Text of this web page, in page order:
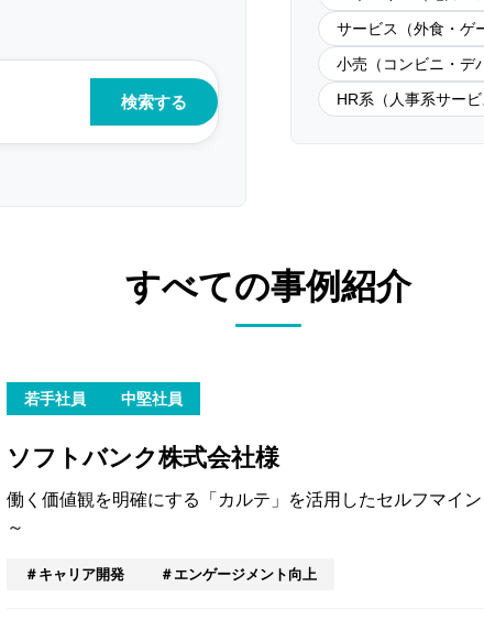
サービス（外食・ゲ
小売（コンビニ・デ
HR系（人事系サー
すべての事例紹介
若手社員 中堅社員
ソフトバンク株式会社様
働く価値観を明確にする「カルテ」を活用したセルフマイ
～
キャリア開発 エンゲージメント向上